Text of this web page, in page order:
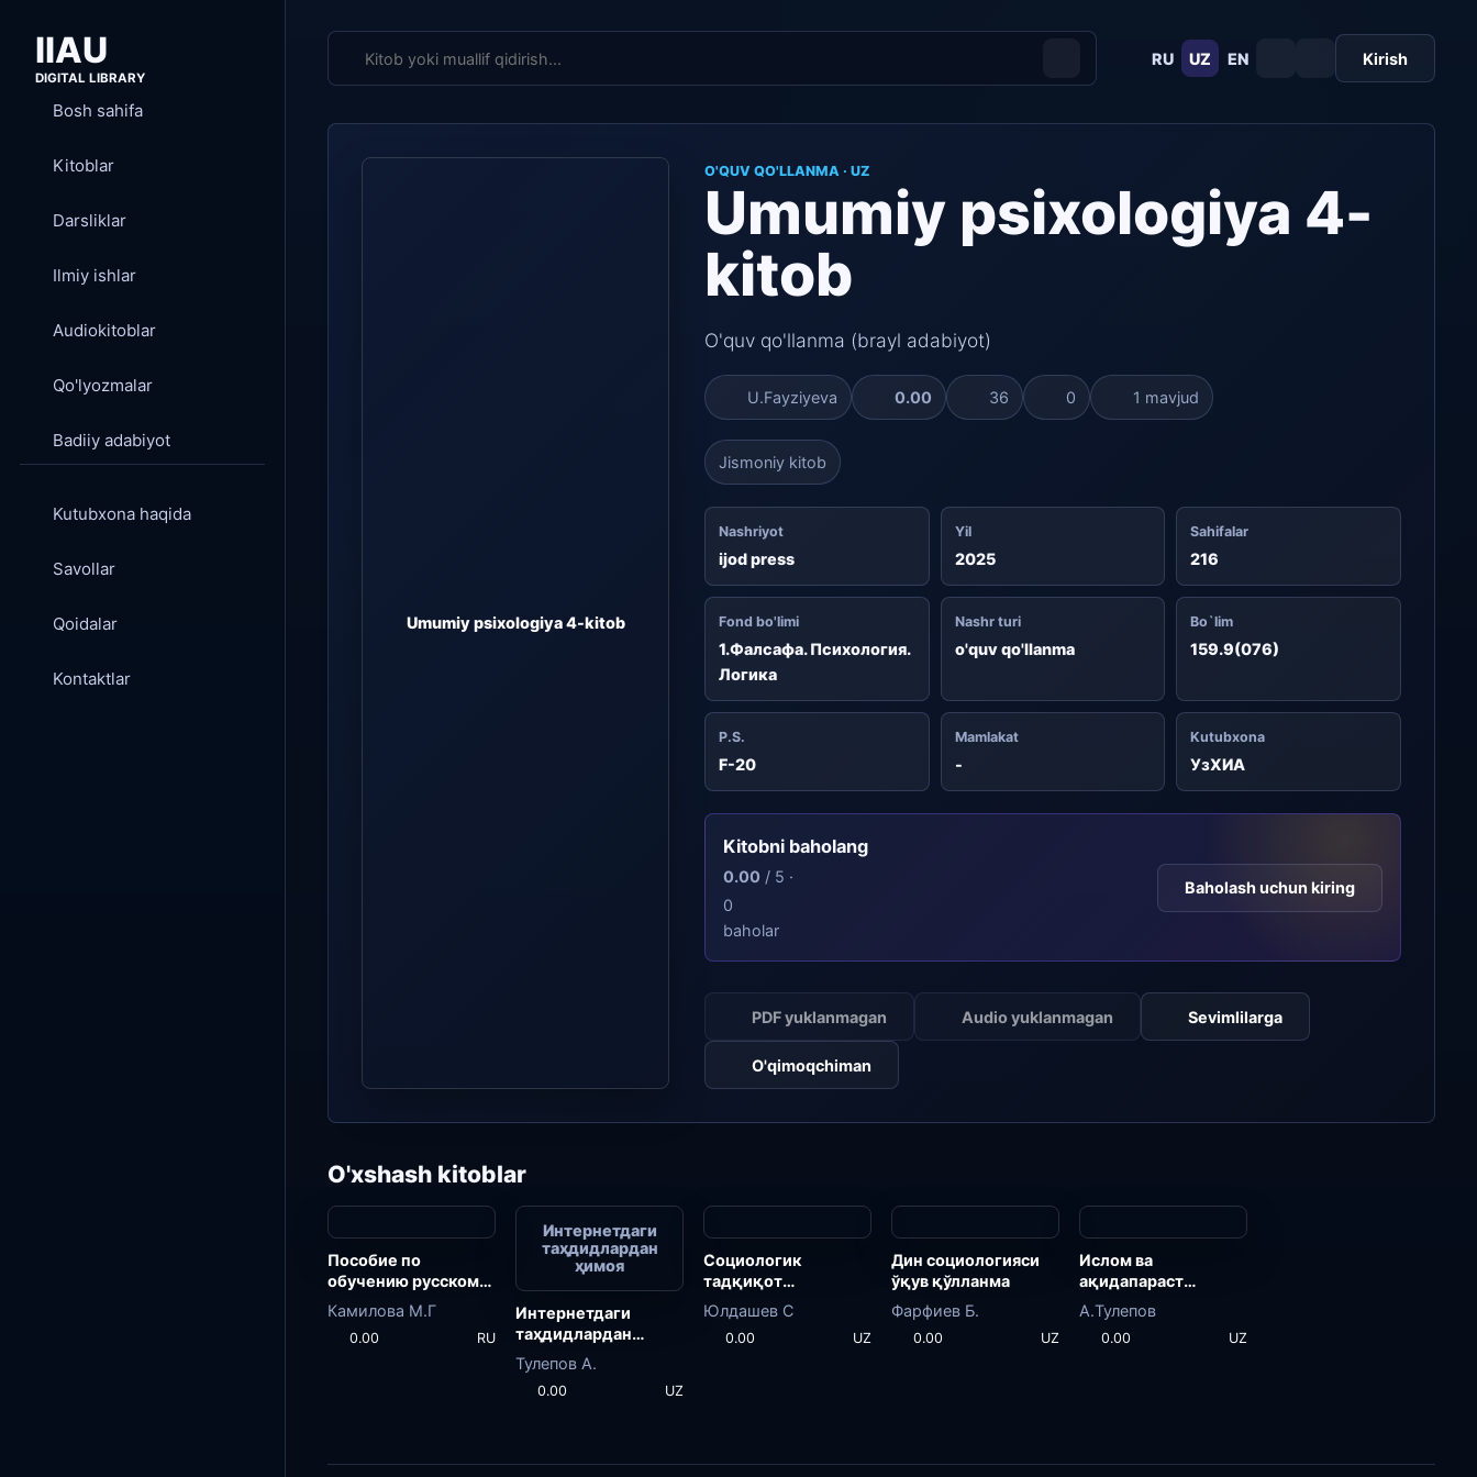
IIAU
DIGITAL LIBRARY
Bosh sahifa
Kitoblar
Darsliklar
Ilmiy ishlar
Audiokitoblar
Qo'lyozmalar
Badiiy adabiyot
Kutubxona haqida
Savollar
Qoidalar
Kontaktlar
RU UZ EN Kirish
Umumiy psixologiya 4-kitob
O'QUV QO'LLANMA · UZ
Umumiy psixologiya 4-
kitob
O'quv qo'llanma (brayl adabiyot)
U.Fayziyeva 0.00 36 0 1 mavjud
Jismoniy kitob
Nashriyot
ijod press
Yil
2025
Sahifalar
216
Fond bo'limi
1.Фалсафа. Психология.
Логика
Nashr turi
o'quv qo'llanma
Bo`lim
159.9(076)
P.S.
F-20
Mamlakat
-
Kutubxona
УзХИА
Kitobni baholang
0.00 / 5 ·
0
baholar
Baholash uchun kiring
PDF yuklanmagan Audio yuklanmagan Sevimlilarga
O'qimoqchiman
O'xshash kitoblar
Пособие по
обучению русскому
языку
Камилова М.Г
0.00 RU
Интернетдаги
таҳдидлардан
ҳимоя
Интернетдаги
таҳдидлардан
ҳимоя
Тулепов А.
0.00 UZ
Социологик
тадқиқот
методологияси
Юлдашев С
0.00 UZ
Дин социологияси
ўқув қўлланма
Фарфиев Б.
0.00 UZ
Ислом ва
ақидапараст
оқимлар
А.Тулепов
0.00 UZ